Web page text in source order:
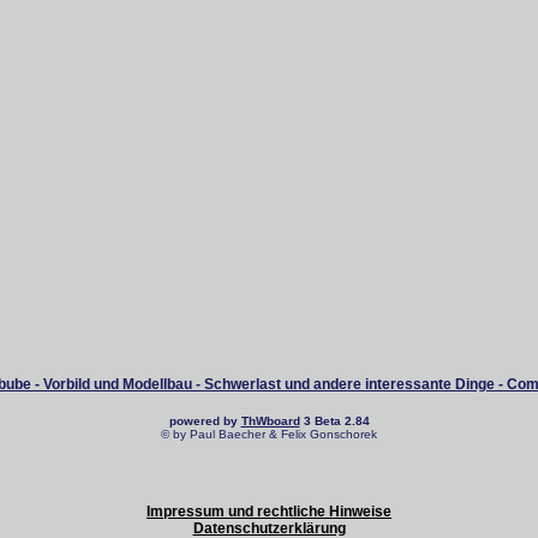
- Vorbild und Modellbau - Schwerlast und andere interessante Dinge -
powered by ThWboard3 Beta 2.84
© by Paul Baecher & Felix Gonschorek
Impressum und rechtliche Hinweise
Datenschutzerklärung